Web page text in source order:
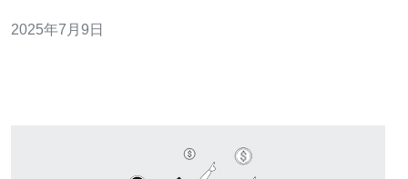
良好的网络连接和稳定的服务质量。新加坡是一个国际化
2025年7月9日